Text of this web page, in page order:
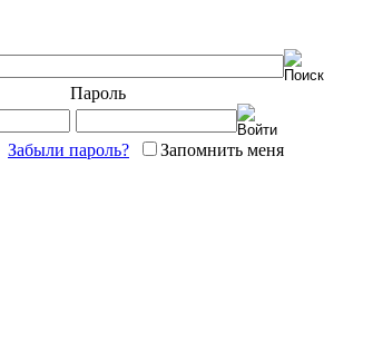
Пароль
Забыли пароль?
Запомнить меня